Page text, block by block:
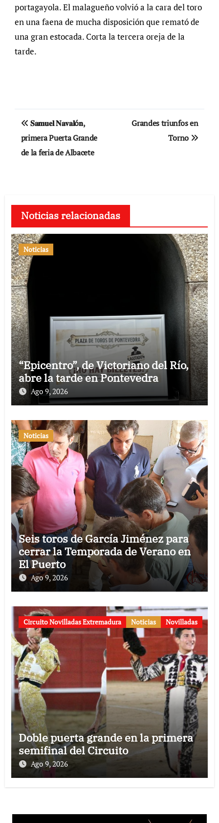
portagayola. El malagueño volvió a la cara del toro
en una faena de mucha disposición que remató de
una gran estocada. Corta la tercera oreja de la
tarde.
Navegación
de
entradas
𝐒𝐚𝐦𝐮𝐞𝐥 𝐍𝐚𝐯𝐚𝐥ó𝐧,
primera Puerta Grande
de la feria de Albacete
Grandes triunfos en
Torno
Noticias relacionadas
Noticias
“Epicentro”, de Victoriano del Río,
abre la tarde en Pontevedra
Ago 9, 2026
Noticias
Seis toros de García Jiménez para
cerrar la Temporada de Verano en
El Puerto
Ago 9, 2026
Circuito Novilladas Extremadura Noticias Novilladas
Doble puerta grande en la primera
semifinal del Circuito
Ago 9, 2026